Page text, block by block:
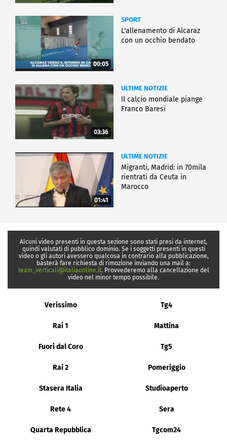
00:05
SPORT
L'allenamento di Alcaraz
con un occhio bendato
03:36
ULTIME NOTIZIE
Il calcio mondiale piange
Franco Baresi
01:41
ULTIME NOTIZIE
Migranti, Madrid: in 70mila
rientrati da Ceuta in
Marocco
Alcuni video presenti in questa sezione sono stati presi da internet,
quindi valutati di pubblico dominio. Se i soggetti presenti in questi
video o gli autori avessero qualcosa in contrario alla pubblicazione,
basterà fare richiesta di rimozione inviando una mail a:
team_verticali@italiaonline.it. Provvederemo alla cancellazione del
video nel minor tempo possibile.
Verissimo Tg4
Rai 1 Mattina
Fuori dal Coro Tg5
Rai 2 Pomeriggio
Stasera Italia Studioaperto
Rete 4 Sera
Quarta Repubblica Tgcom24